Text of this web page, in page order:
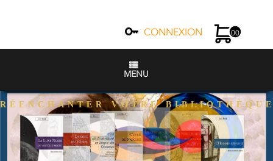
CONNEXION 00
MENU
RÉENCHANTER VOTRE